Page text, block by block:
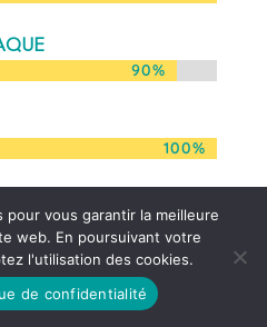
90%
90%
100%
100%
100%
100%
70%
70%
vous garantir la meilleure
web. En poursuivant votre
l'utilisation des cookies.
de confidentialité